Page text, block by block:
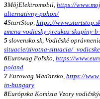
3MôjElektromobil, https://
alternativny-pohon/
4StartStop, https://
zmena-vodicsky-preukaz-skupiny-
5 slovensko.sk, Vodičské
situacie/zivotna-situacia/
6Eurowag Poľsko, https://
poland
7 Eurowag Maďarsko, https://
in-hungary
8Európska Komisia Vzory